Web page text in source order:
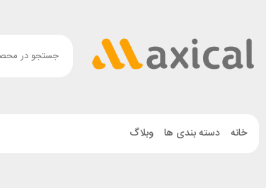
خانه دسته بندی ها وبلاگ